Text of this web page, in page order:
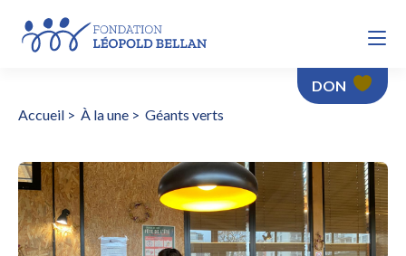
DON
Accueil > À la une > Géants verts